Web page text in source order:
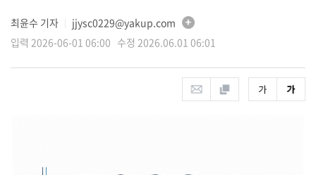
최윤수 기자
jjysc0229@yakup.com
입력 2026-06-01 06:00 수정 2026.06.01 06:01